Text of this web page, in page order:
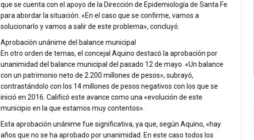
que se cuenta con el apoyo de la Dirección de Epidemiología de Santa Fe
para abordar la situación. «En el caso que se confirme, vamos a
solucionarlo y vamos a salir de este problema», concluyó.
Aprobación unánime del balance municipal
En otro orden de temas, el concejal Aquino destacó la aprobación por
unanimidad del balance municipal del pasado 12 de mayo. «Un balance
con un patrimonio neto de 2.200 millones de pesos», subrayó,
contrastándolo con los 14 millones de pesos negativos con los que se
inició en 2016. Calificó este avance como una «evolución de este
municipio en la que estamos muy contentos».
Esta aprobación unánime fue significativa, ya que, según Aquino, «hay
años que no se ha aprobado por unanimidad. En este caso todos los